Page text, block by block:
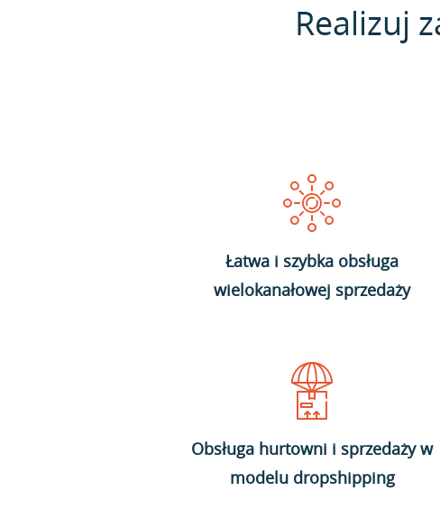
Realizuj
Łatwa i szybka obsługa
wielokanałowej sprzedaży
Obsługa hurtowni i sprzedaży w
modelu dropshipping